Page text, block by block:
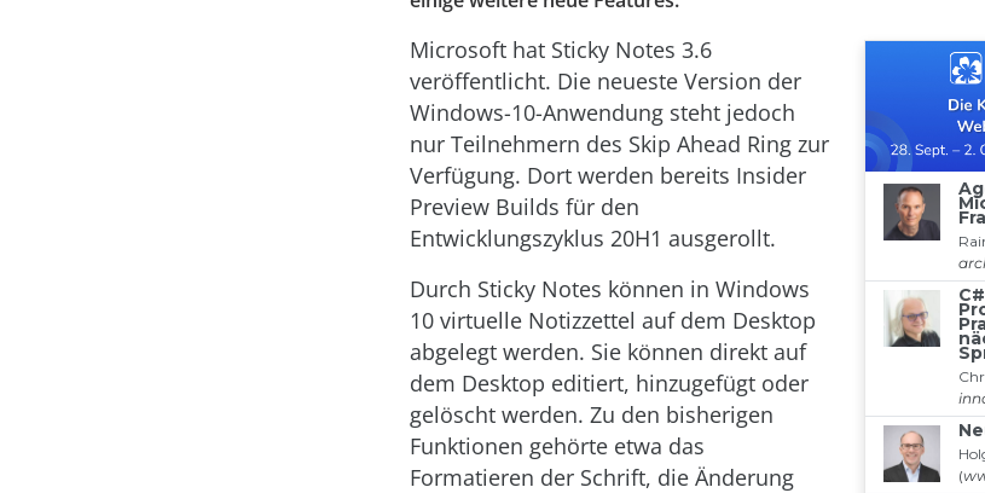
Microsoft hat Sticky Notes 3.6
veröffentlicht. Die neueste Version der
Windows-10-Anwendung steht jedoch
nur Teilnehmern des Skip Ahead Ring zur
Verfügung. Dort werden bereits Insider
Preview Builds für den
Entwicklungszyklus 20H1 ausgerollt.
Durch Sticky Notes können in Windows
10 virtuelle Notizzettel auf dem Desktop
abgelegt werden. Sie können direkt auf
dem Desktop editiert, hinzugefügt oder
gelöscht werden. Zu den bisherigen
Funktionen gehörte etwa das
Formatieren der Schrift, die Änderung